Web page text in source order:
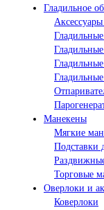
Гладильное
Манекены
Мягкие
Подставки
Торговые
Оверлоки и
Коверлоки